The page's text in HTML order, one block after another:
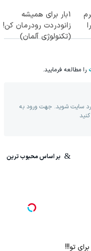
1بار برای همیشه
زانودردت رودرمان کن!
(تکنولوژی آلمان)
را مطالعه فرمایید.
سایت شوید. جهت ورود به
بر اساس محبوب ترین